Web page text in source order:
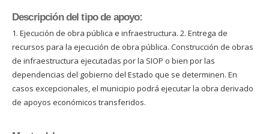
Descripción del tipo de apoyo:
1. Ejecución de obra pública e infraestructura. 2. Entrega de
recursos para la ejecución de obra pública. Construcción de obras
de infraestructura ejecutadas por la SIOP o bien por las
dependencias del gobierno del Estado que se determinen. En
casos excepcionales, el municipio podrá ejecutar la obra derivado
de apoyos económicos transferidos.